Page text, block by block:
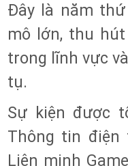
Đây là năm thứ
mô lớn, thu
trong lĩnh vực
tụ.
Sự kiện được
Thông tin điện
Liên minh